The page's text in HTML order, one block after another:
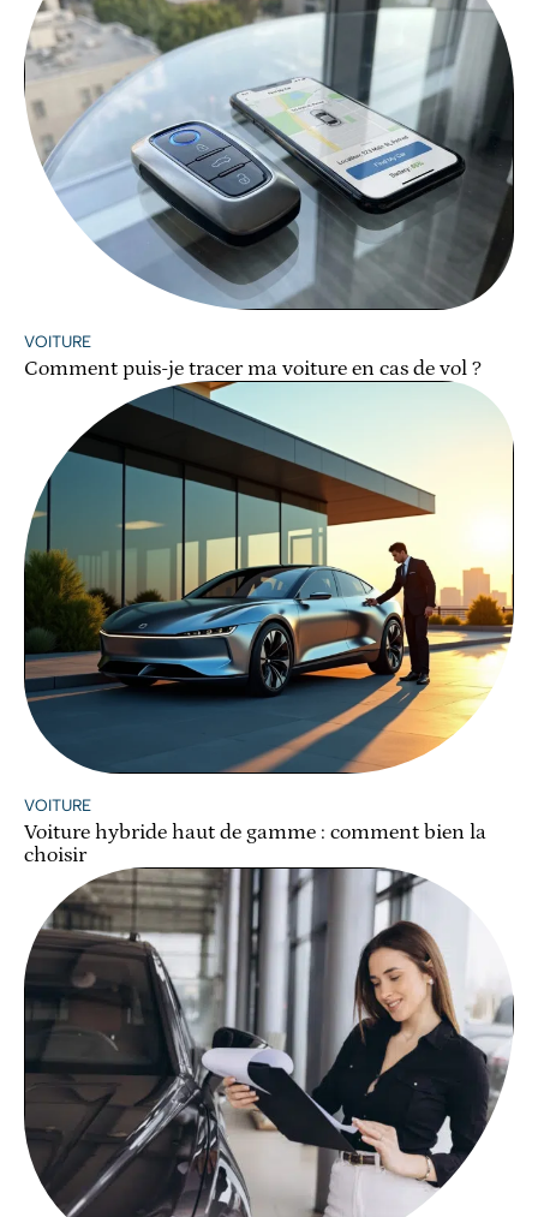
VOITURE
Comment puis-je tracer ma voiture en cas de vol ?
VOITURE
Voiture hybride haut de gamme : comment bien la
choisir